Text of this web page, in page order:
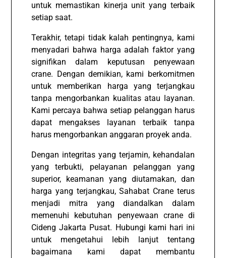
untuk memastikan kinerja unit yang terbaik
setiap saat.
Terakhir, tetapi tidak kalah pentingnya, kami
menyadari bahwa harga adalah faktor yang
signifikan dalam keputusan penyewaan
crane. Dengan demikian, kami berkomitmen
untuk memberikan harga yang terjangkau
tanpa mengorbankan kualitas atau layanan.
Kami percaya bahwa setiap pelanggan harus
dapat mengakses layanan terbaik tanpa
harus mengorbankan anggaran proyek anda.
Dengan integritas yang terjamin, kehandalan
yang terbukti, pelayanan pelanggan yang
superior, keamanan yang diutamakan, dan
harga yang terjangkau, Sahabat Crane terus
menjadi mitra yang diandalkan dalam
memenuhi kebutuhan penyewaan crane di
Cideng Jakarta Pusat. Hubungi kami hari ini
untuk mengetahui lebih lanjut tentang
bagaimana kami dapat membantu